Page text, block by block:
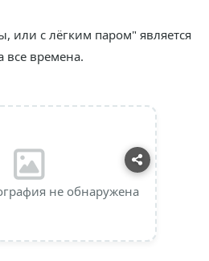
или с лёгким паром" является
времена.
не обнаружена